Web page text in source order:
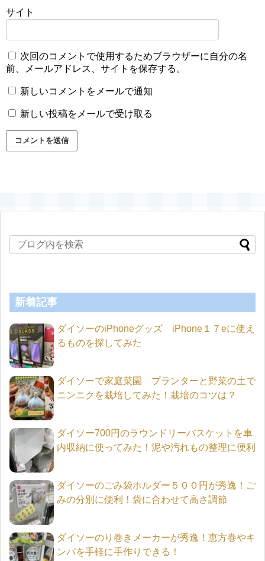
サイト
次回のコメントで使用するためブラウザーに自分の名
前、メールアドレス、サイトを保存する。
新しいコメントをメールで通知
新しい投稿をメールで受け取る
新着記事
ダイソーのiPhoneグッズ iPhone１７eに使え
るものを探してみた
ダイソーで家庭菜園 プランターと野菜の土で
ニンニクを栽培してみた！栽培のコツは？
ダイソー700円のラウンドリーバスケットを車
内収納に使ってみた！泥や汚れもの整理に便利
ダイソーのごみ袋ホルダー５００円が秀逸！ご
みの分別に便利！袋に合わせて高さ調節
ダイソーのり巻きメーカーが秀逸！恵方巻やキ
ンパを手軽に手作りできる！